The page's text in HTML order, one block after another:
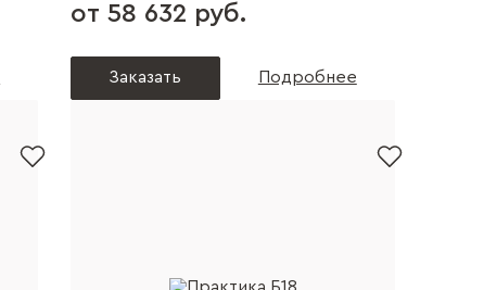
от 58 632 руб.
Заказать Подробнее